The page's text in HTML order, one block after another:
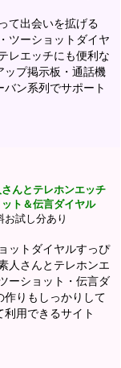
て出会いを拡げる
ツーショットダイヤ
レエッチにも便利な
ップ掲示板・通話機
ン系列でサポート
んとテレホンエッチ
ト＆伝言ダイヤル
お試し分あり
ットダイヤルすっぴ
人さんとテレホンエ
ーショット・伝言ダ
作りもしっかりして
用できるサイト